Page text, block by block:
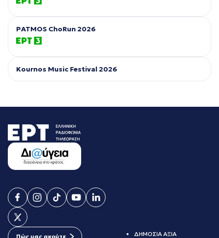
PATMOS ChoRun 2026
Kournos Music Festival 2026
Πώς μας ακούτε
ΔΗΜΟΣΙΑ ΑΞΙΑ